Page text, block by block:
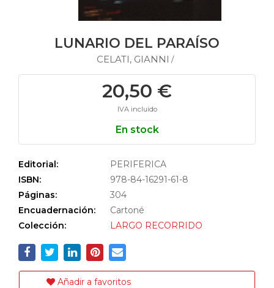
LUNARIO DEL PARAÍSO
CELATI, GIANNI /
20,50 €
IVA incluido
En stock
Editorial:
PERIFERICA
ISBN:
978-84-16291-61-8
Páginas:
304
Encuadernación:
Cartoné
Colección:
LARGO RECORRIDO
Añadir a favoritos